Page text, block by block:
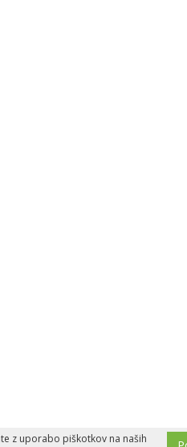
z uporabo piškotkov na naših